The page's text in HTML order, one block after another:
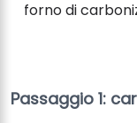
forno di
Passaggio 1: